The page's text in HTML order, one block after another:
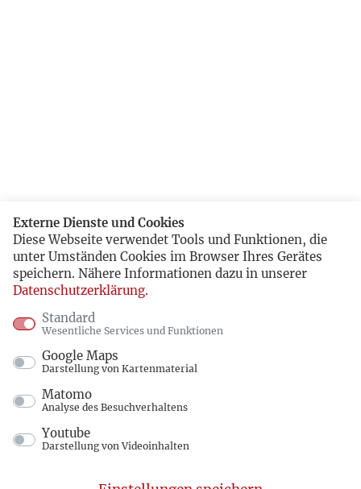
Externe Dienste und Cookies
Diese Webseite verwendet Tools und Funktionen, die
unter Umständen Cookies im Browser Ihres Gerätes
speichern. Nähere Informationen dazu in unserer
Datenschutzerklärung.
Standard
Wesentliche Services und Funktionen
Google Maps
Darstellung von Kartenmaterial
Matomo
Analyse des Besuchverhaltens
Youtube
Darstellung von Videoinhalten